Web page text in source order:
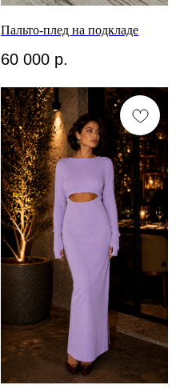
Пальто-плед на подкладе
60 000 р.